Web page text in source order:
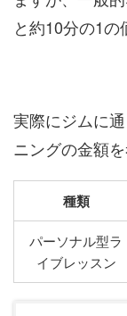
と約10分の1の
実際にジムに
ニングの金額
種類
パーソナル型ラ
イブレッスン